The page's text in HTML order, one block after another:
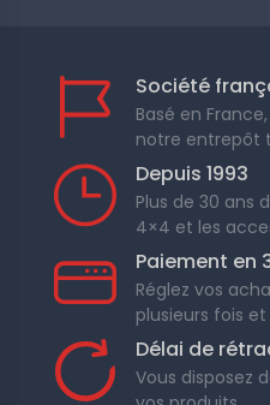
Société
Basé en
notre entrepôt
Depuis 1993
Plus de 30 ans
4×4 et les
Paiement en
Réglez vos
plusieurs fois
Délai de
Vous disposez